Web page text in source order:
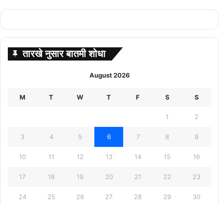
तारखे नुसार बातमी शोधा
August 2026
M T W T F S S
1 2
3 4 5 6 7 8 9
10 11 12 13 14 15 16
17 18 19 20 21 22 23
24 25 26 27 28 29 30